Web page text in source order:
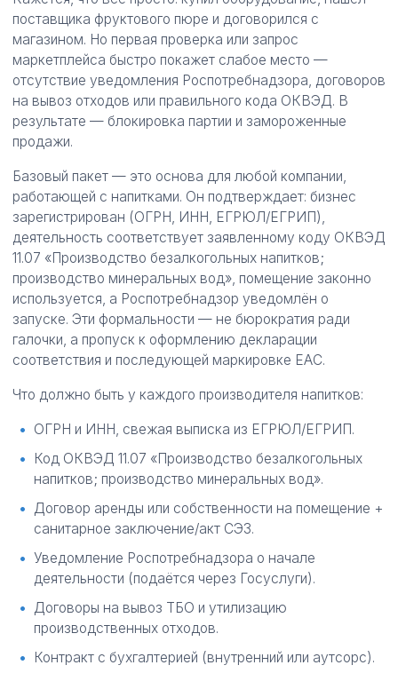
поставщика фруктового пюре и договорился с
магазином. Но первая проверка или запрос
маркетплейса быстро покажет слабое место —
отсутствие уведомления Роспотребнадзора, договоров
на вывоз отходов или правильного кода ОКВЭД. В
результате — блокировка партии и замороженные
продажи.
Базовый пакет — это основа для любой компании,
работающей с напитками. Он подтверждает: бизнес
зарегистрирован (ОГРН, ИНН, ЕГРЮЛ/ЕГРИП),
деятельность соответствует заявленному коду ОКВЭД
11.07 «Производство безалкогольных напитков;
производство минеральных вод», помещение законно
используется, а Роспотребнадзор уведомлён о
запуске. Эти формальности — не бюрократия ради
галочки, а пропуск к оформлению декларации
соответствия и последующей маркировке ЕАС.
Что должно быть у каждого производителя напитков:
ОГРН и ИНН, свежая выписка из ЕГРЮЛ/ЕГРИП.
Код ОКВЭД 11.07 «Производство безалкогольных
напитков; производство минеральных вод».
Договор аренды или собственности на помещение +
санитарное заключение/акт СЭЗ.
Уведомление Роспотребнадзора о начале
деятельности (подаётся через Госуслуги).
Договоры на вывоз ТБО и утилизацию
производственных отходов.
Контракт с бухгалтерией (внутренний или аутсорс).